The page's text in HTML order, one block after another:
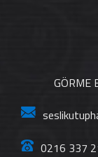
GÖRME
0216 337